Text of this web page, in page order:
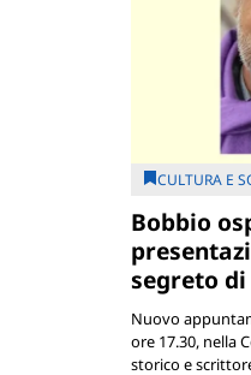
CULTURA E
Bobbio
segreto
Nuovo
ore 17.30, nella
storico e